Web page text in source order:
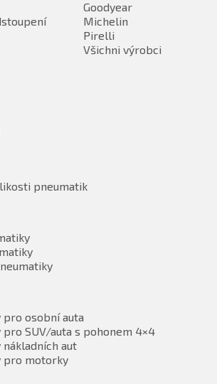
Goodyear
Michelin
Pirelli
Všichni výrobci
pneumatik
pro osobní auta
pro SUV/auta s pohonem 4×4
nákladních aut
pro motorky